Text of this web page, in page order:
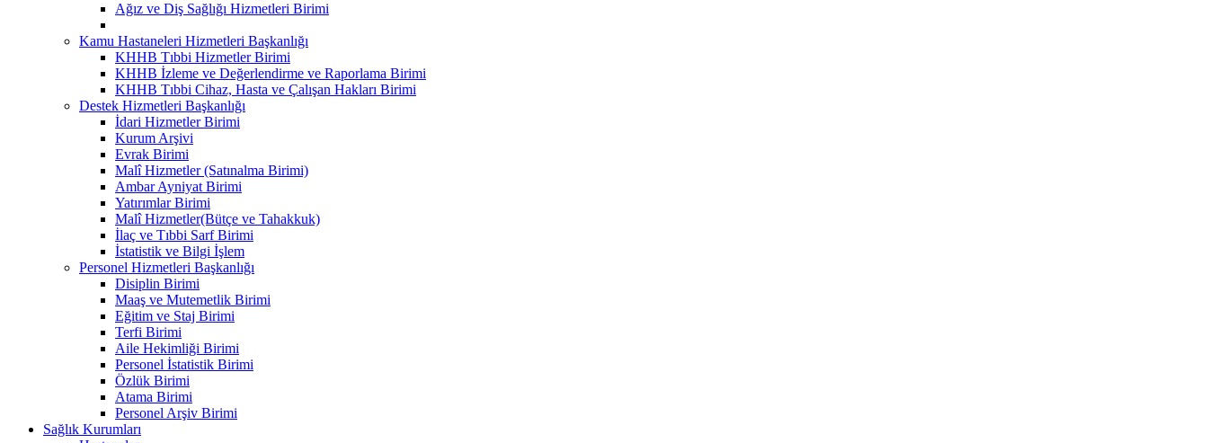
Ağız ve Diş Sağlığı Hizmetleri Birimi
Kamu Hastaneleri Hizmetleri Başkanlığı
KHHB Tıbbi Hizmetler Birimi
KHHB İzleme ve Değerlendirme ve Raporlama Birimi
KHHB Tıbbi Cihaz, Hasta ve Çalışan Hakları Birimi
Destek Hizmetleri Başkanlığı
İdari Hizmetler Birimi
Kurum Arşivi
Evrak Birimi
Malî Hizmetler (Satınalma Birimi)
Ambar Ayniyat Birimi
Yatırımlar Birimi
Malî Hizmetler(Bütçe ve Tahakkuk)
İlaç ve Tıbbi Sarf Birimi
İstatistik ve Bilgi İşlem
Personel Hizmetleri Başkanlığı
Disiplin Birimi
Maaş ve Mutemetlik Birimi
Eğitim ve Staj Birimi
Terfi Birimi
Aile Hekimliği Birimi
Personel İstatistik Birimi
Özlük Birimi
Atama Birimi
Personel Arşiv Birimi
Sağlık Kurumları